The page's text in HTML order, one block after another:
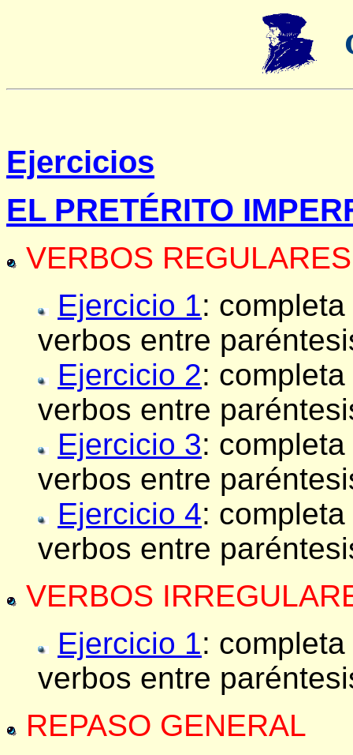
Ejercicios
EL PRETÉRITO
VERBOS REGULARES
Ejercicio 1:
verbos entre
Ejercicio 2:
verbos entre
Ejercicio 3:
verbos entre
Ejercicio 4:
verbos entre
VERBOS
Ejercicio 1:
verbos entre
REPASO GENERAL